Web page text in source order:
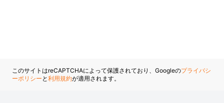
このサイトはreCAPTCHAによって保護されており、Googleのプライバシ
ーポリシー と利用規約が適用されます。